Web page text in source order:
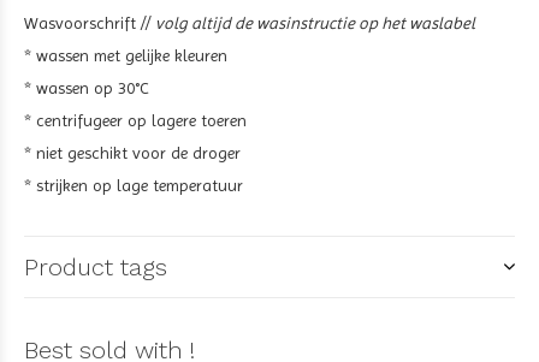
Wasvoorschrift // volg altijd de wasinstructie op het waslabel
* wassen met gelijke kleuren
* wassen op 30°C
* centrifugeer op lagere toeren
* niet geschikt voor de droger
* strijken op lage temperatuur
Product tags
Best sold with !